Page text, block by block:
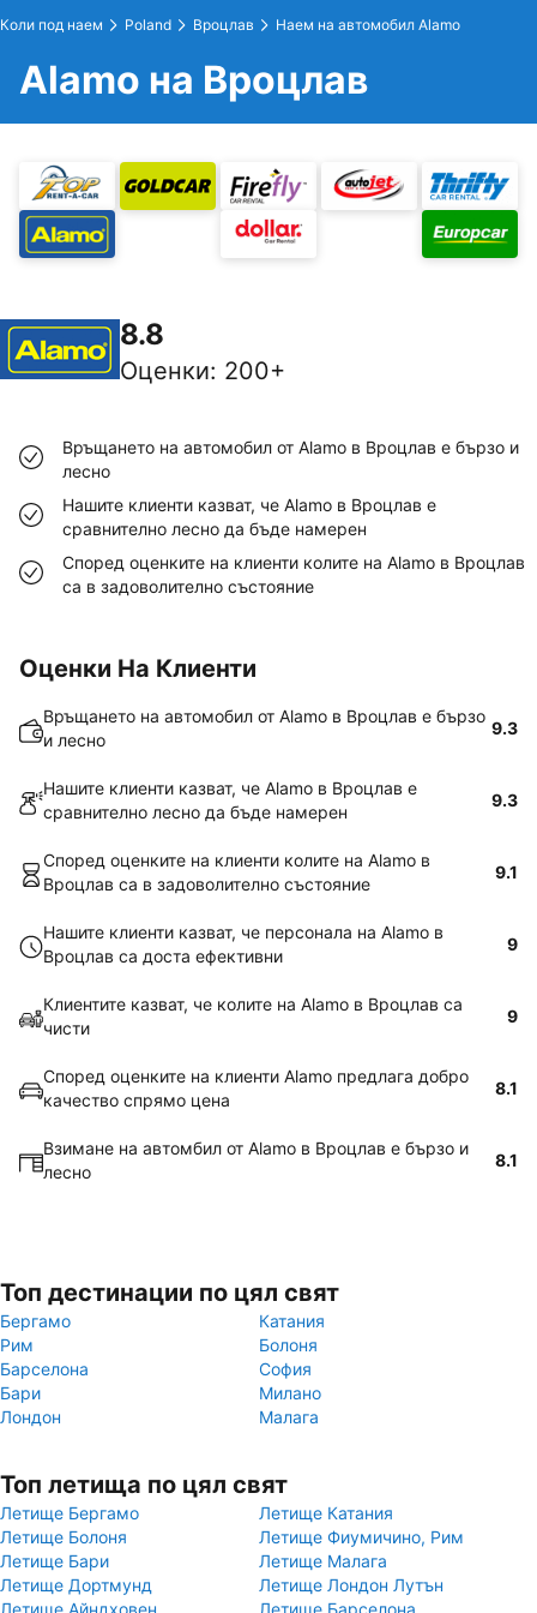
Коли под наем Poland Вроцлав Наем на автомобил Alamo
Alamo на Вроцлав
8.8
Оценки: 200+
Връщането на автомобил от Alamo в Вроцлав е бързо и
лесно
Нашите клиенти казват, че Alamo в Вроцлав е
сравнително лесно да бъде намерен
Според оценките на клиенти колите на Alamo в Вроцлав
са в задоволително състояние
Оценки На Клиенти
Връщането на автомобил от Alamo в Вроцлав е бързо
и лесно
9.3
Нашите клиенти казват, че Alamo в Вроцлав е
сравнително лесно да бъде намерен
9.3
Според оценките на клиенти колите на Alamo в
Вроцлав са в задоволително състояние
9.1
Нашите клиенти казват, че персонала на Alamo в
Вроцлав са доста ефективни
9
Клиентите казват, че колите на Alamo в Вроцлав са
чисти
9
Според оценките на клиенти Alamo предлага добро
качество спрямо цена
8.1
Взимане на автомбил от Alamo в Вроцлав е бързо и
лесно
8.1
Топ дестинации по цял свят
Бергамо
Катания
Рим
Болоня
Барселона
София
Бари
Милано
Лондон
Малага
Топ летища по цял свят
Летище Бергамо
Летище Катания
Летище Болоня
Летище Фиумичино, Рим
Летище Бари
Летище Малага
Летище Дортмунд
Летище Лондон Лутън
Летище Айндховен
Летище Барселона